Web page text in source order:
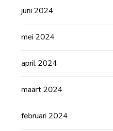
juni 2024
mei 2024
april 2024
maart 2024
februari 2024